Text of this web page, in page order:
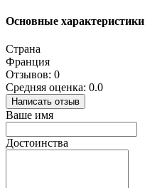
Основные характеристики
Страна
Франция
Отзывов: 0
Средняя оценка: 0.0
Написать отзыв
Ваше имя
Достоинства